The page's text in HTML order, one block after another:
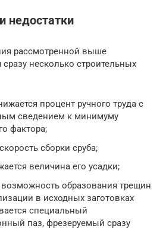
недостатки
рассмотренной выше
сразу несколько строительных
процент ручного труда с
сведением к минимуму
фактора;
сборки сруба;
величина его усадки;
возможность образования трещин
в исходных заготовках
специальный
паз, фрезеруемый сразу